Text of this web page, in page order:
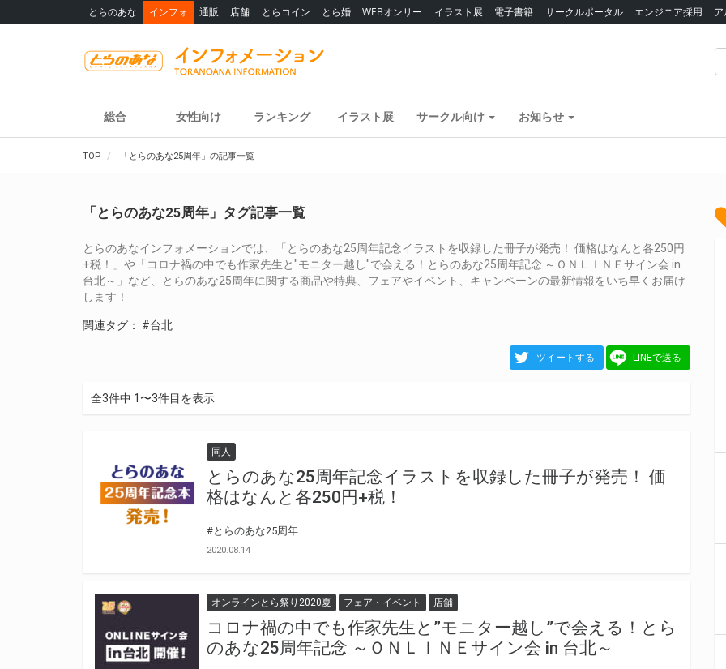
とらのあな インフォ 通販 店舗 とらコイン とら婚 WEBオンリー イラスト展 電子書籍 サークルポータル エンジニア採用
総合 女性向け ランキング イラスト展 サークル向け お知らせ
TOP 「とらのあな25周年」の記事一覧
「とらのあな25周年」タグ記事一覧
とらのあなインフォメーションでは、「とらのあな25周年記念イラストを収録した冊子が発売！ 価格はなんと各250円
+税！」や「コロナ禍の中でも作家先生と"モニター越し"で会える！とらのあな25周年記念 ～ＯＮＬＩＮＥサイン会 in
台北～」など、とらのあな25周年に関する商品や特典、フェアやイベント、キャンペーンの最新情報をいち早くお届け
します！
関連タグ： #台北
ツイートする LINEで送る
全3件中 1〜3件目を表示
同人
とらのあな25周年記念イラストを収録した冊子が発売！ 価
格はなんと各250円+税！
#とらのあな25周年
2020.08.14
オンラインとら祭り2020夏 フェア・イベント 店舗
コロナ禍の中でも作家先生と”モニター越し”で会える！とら
のあな25周年記念 ～ＯＮＬＩＮＥサイン会 in 台北～